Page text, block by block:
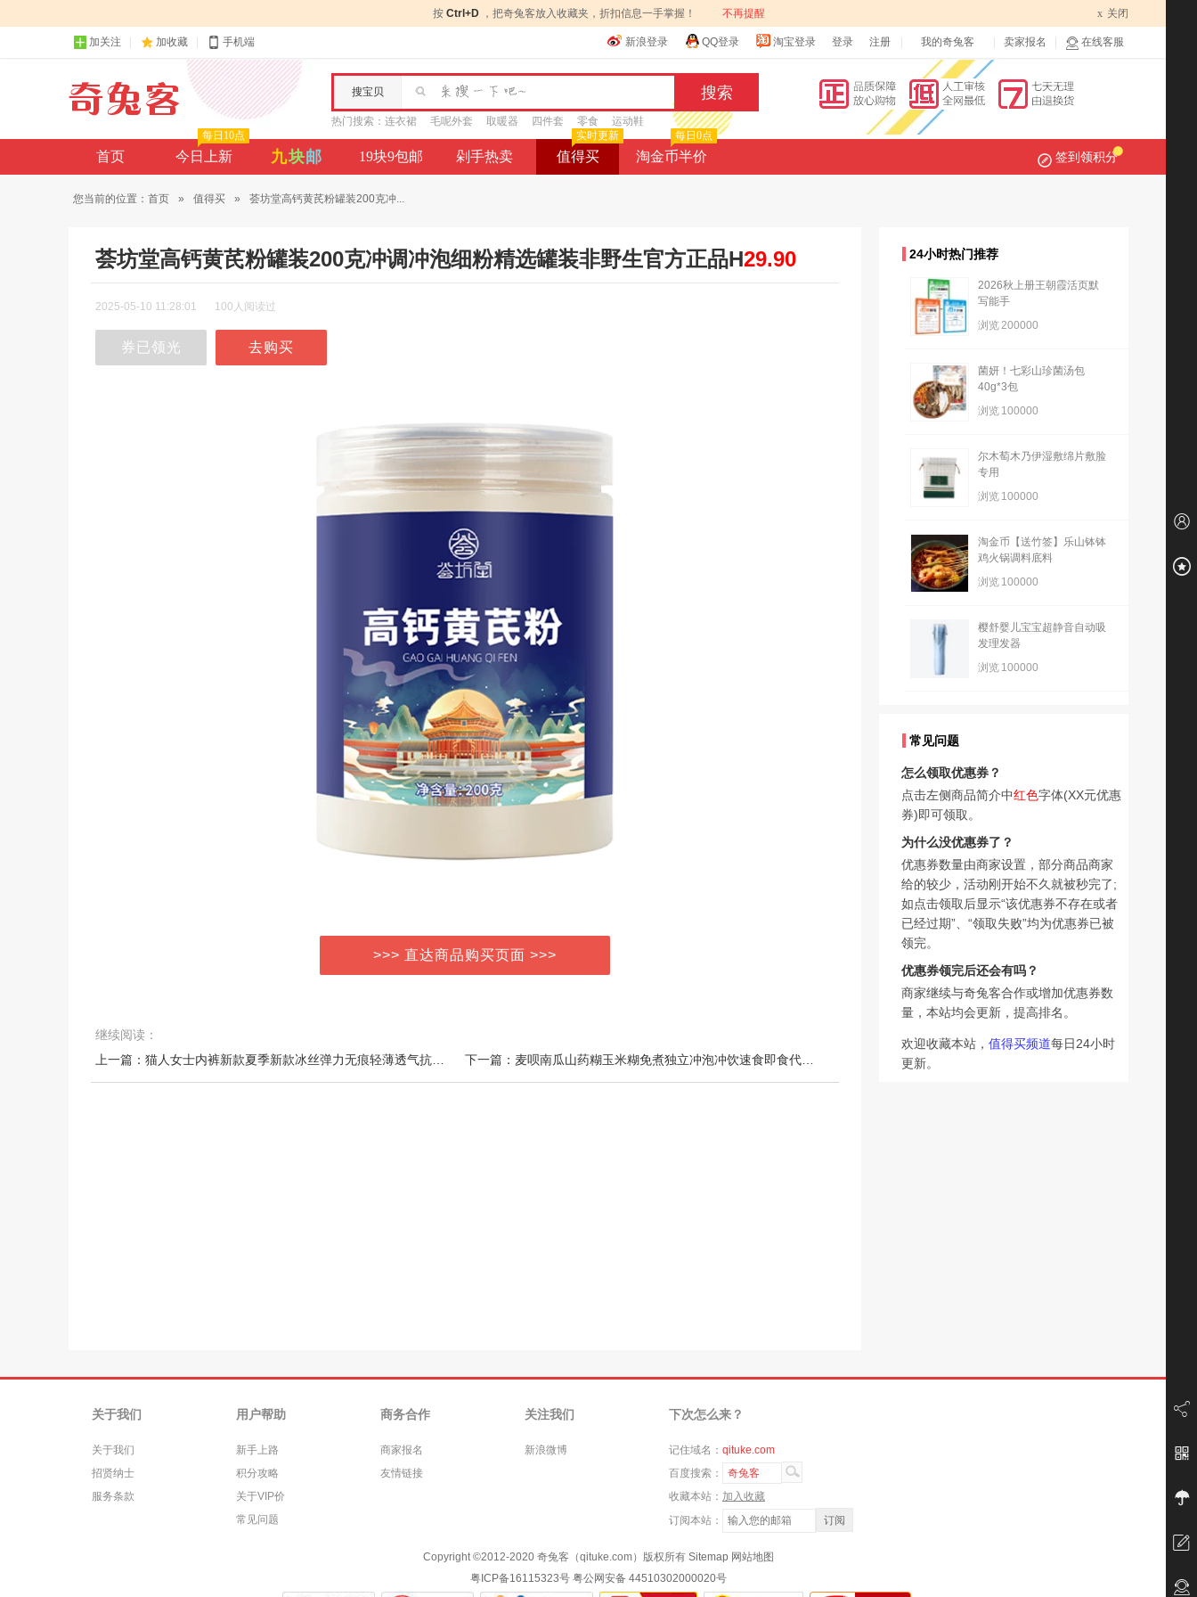
按 Ctrl+D ，把奇兔客放入收藏夹，折扣信息一手掌握！ 不再提醒 x 关闭
加关注 加收藏 手机端 新浪登录 QQ登录 淘宝登录 登录 注册 我的奇兔客 卖家报名 在线客服
搜宝贝
热门搜索： 连衣裙 毛呢外套 取暖器 四件套 零食 运动鞋
首页 今日上新
每日10点
九块邮 19块9包邮 剁手热卖 值得买
实时更新
淘金币半价
每日0点
签到领积分
您当前的位置： 首页 » 值得买 » 荟坊堂高钙黄芪粉罐装200克冲...
荟坊堂高钙黄芪粉罐装200克冲调冲泡细粉精选罐装非野生官方正品H29.90
2025-05-10 11:28:01 100人阅读过
券已领光 去购买
>>> 直达商品购买页面 >>>
继续阅读：
24小时热门推荐
2026秋上册王朝霞活页默
写能手
浏览200000
菌妍！七彩山珍菌汤包
40g*3包
浏览 100000
尔木萄木乃伊湿敷绵片敷脸
专用
浏览 100000
淘金币【送竹签】乐山钵钵
鸡火锅调料底料
浏览 100000
樱舒婴儿宝宝超静音自动吸
发理发器
浏览 100000
常见问题
怎么领取优惠券？
点击左侧商品简介中红色字体(XX元优惠
券)即可领取。
为什么没优惠券了？
优惠券数量由商家设置，部分商品商家
给的较少，活动刚开始不久就被秒完了;
如点击领取后显示“该优惠券不存在或者
已经过期”、“领取失败”均为优惠券已被
领完。
优惠券领完后还会有吗？
商家继续与奇兔客合作或增加优惠券数
量，本站均会更新，提高排名。
欢迎收藏本站， 值得买频道每日24小时
更新。
关于我们
关于我们
招贤纳士
服务条款
用户帮助
新手上路
积分攻略
关于VIP价
常见问题
商务合作
商家报名
友情链接
关注我们
新浪微博
下次怎么来？
记住域名： qituke.com
百度搜索：
奇兔客
收藏本站： 加入收藏
订阅本站：
Copyright ©2012-2020 奇兔客（qituke.com）版权所有 Sitemap 网站地图
粤ICP备16115323号 粤公网安备 44510302000020号